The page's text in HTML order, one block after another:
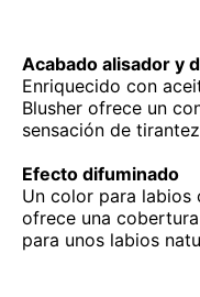
Acabado alisador y
Enriquecido con
Blusher ofrece un
sensación de
Efecto difuminado
Un color para
ofrece una
para unos labios